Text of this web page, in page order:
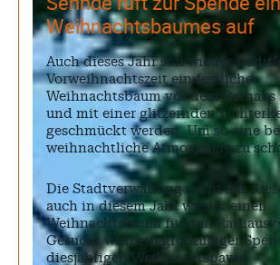
Weihnachtsbaumes auf
Auch dieses Jahr soll wieder
Vorweihnachtszeit ein festlicher
Weihnachtsbaum vor dem
und mit einer glitzernden
geschmückt werden. Um so eine
weihnachtliche Atmosphäre zu
Die Stadtverwaltung sucht aus
auch in diesem Jahr wieder einen
Weihnachtsbaum für den
Gesucht wird ein großzügiger
diesjährigen Weihnachtsbaum.